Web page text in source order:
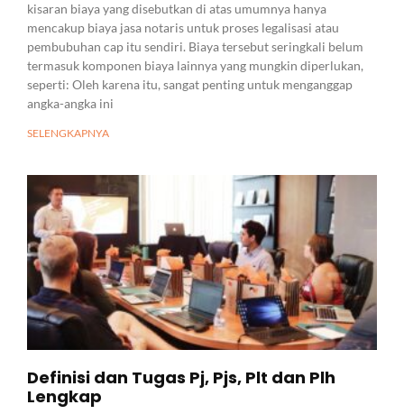
kisaran biaya yang disebutkan di atas umumnya hanya
mencakup biaya jasa notaris untuk proses legalisasi atau
pembubuhan cap itu sendiri. Biaya tersebut seringkali belum
termasuk komponen biaya lainnya yang mungkin diperlukan,
seperti: Oleh karena itu, sangat penting untuk menganggap
angka-angka ini
SELENGKAPNYA
Definisi dan Tugas Pj, Pjs, Plt dan Plh
Lengkap